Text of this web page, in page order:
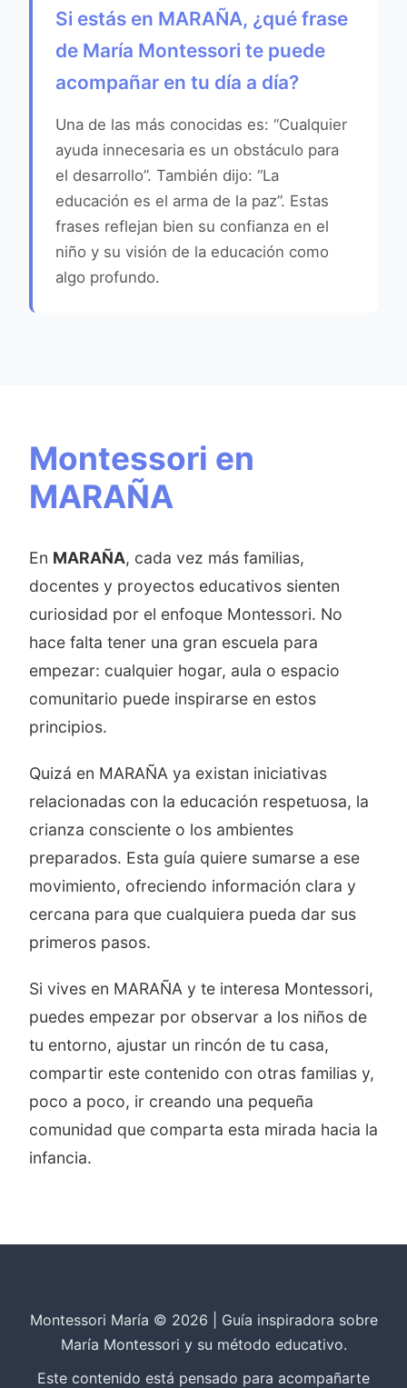
Si estás en MARAÑA, ¿qué frase
de María Montessori te puede
acompañar en tu día a día?
Una de las más conocidas es: “Cualquier
ayuda innecesaria es un obstáculo para
el desarrollo”. También dijo: “La
educación es el arma de la paz”. Estas
frases reflejan bien su confianza en el
niño y su visión de la educación como
algo profundo.
Montessori en
MARAÑA
En MARAÑA, cada vez más familias,
docentes y proyectos educativos sienten
curiosidad por el enfoque Montessori. No
hace falta tener una gran escuela para
empezar: cualquier hogar, aula o espacio
comunitario puede inspirarse en estos
principios.
Quizá en MARAÑA ya existan iniciativas
relacionadas con la educación respetuosa, la
crianza consciente o los ambientes
preparados. Esta guía quiere sumarse a ese
movimiento, ofreciendo información clara y
cercana para que cualquiera pueda dar sus
primeros pasos.
Si vives en MARAÑA y te interesa Montessori,
puedes empezar por observar a los niños de
tu entorno, ajustar un rincón de tu casa,
compartir este contenido con otras familias y,
poco a poco, ir creando una pequeña
comunidad que comparta esta mirada hacia la
infancia.
Montessori María © 2026 | Guía inspiradora sobre
María Montessori y su método educativo.
Este contenido está pensado para acompañarte